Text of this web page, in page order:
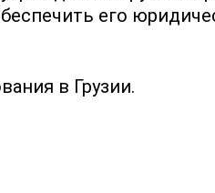
его
в Грузии.